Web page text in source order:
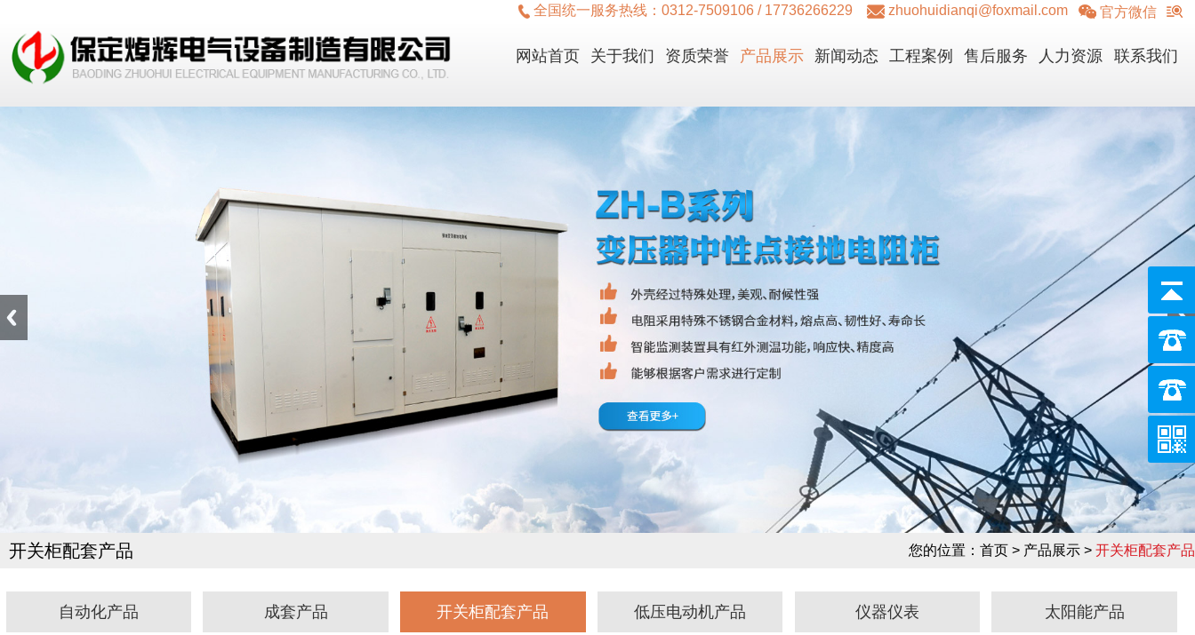
全国统一服务热线： 0312-7509106 / 17736266229 zhuohuidianqi@foxmail.com 官方微信
网站首页 关于我们 资质荣誉 产品展示 新闻动态 工程案例 售后服务 人力资源 联系我们
您的位置： 首页 > 产品展示 > 开关柜配套产品
开关柜配套产品
自动化产品 成套产品 开关柜配套产品 低压电动机产品 仪器仪表 太阳能产品